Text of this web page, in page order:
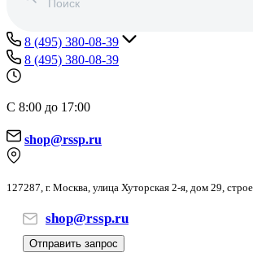
8 (495) 380-08-39
8 (495) 380-08-39
С 8:00 до 17:00
shop@rssp.ru
127287, г. Москва, улица Хуторская 2-я, дом 29,
shop@rssp.ru
Отправить запрос